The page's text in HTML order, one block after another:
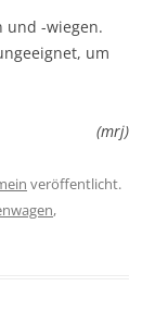
und -wiegen.
um
(mrj)
veröffentlicht.
,